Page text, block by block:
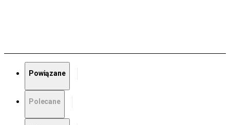
Powiązane
Polecane